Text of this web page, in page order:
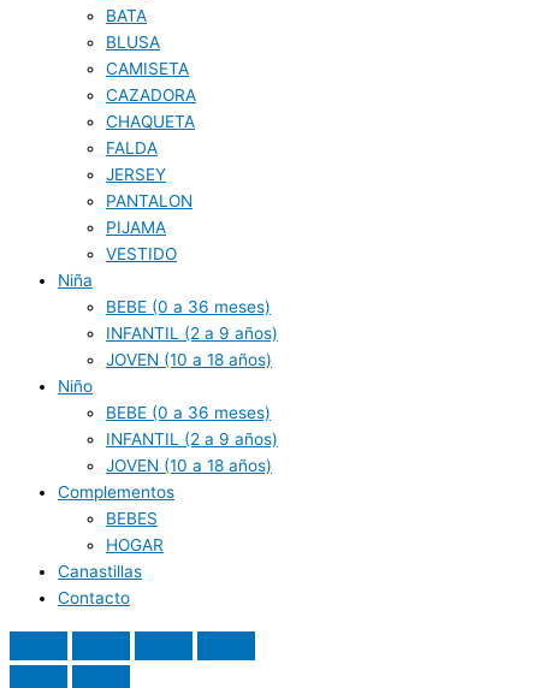
BATA
BLUSA
CAMISETA
CAZADORA
CHAQUETA
FALDA
JERSEY
PANTALON
PIJAMA
VESTIDO
Niña
BEBE (0 a 36 meses)
INFANTIL (2 a 9 años)
JOVEN (10 a 18 años)
Niño
BEBE (0 a 36 meses)
INFANTIL (2 a 9 años)
JOVEN (10 a 18 años)
Complementos
BEBES
HOGAR
Canastillas
Contacto